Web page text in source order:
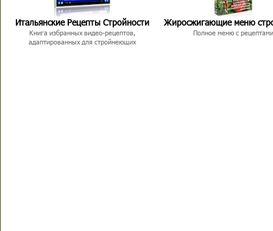
Итальянские Рецепты Стройности
Книга избранных видео-рецептов,
адаптированных для стройнеющих
Жиросжигающие меню
Полное меню с рецептами